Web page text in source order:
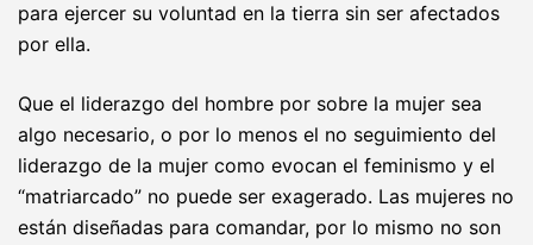
para ejercer su voluntad en la tierra sin ser afectados
por ella.
Que el liderazgo del hombre por sobre la mujer sea
algo necesario, o por lo menos el no seguimiento del
liderazgo de la mujer como evocan el feminismo y el
“matriarcado” no puede ser exagerado. Las mujeres no
están diseñadas para comandar, por lo mismo no son